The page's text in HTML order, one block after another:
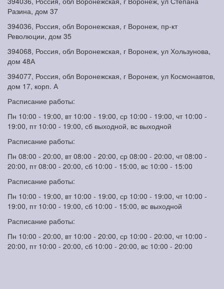
Разина, дом 37
394036, Россия, обл Воронежская, г Воронеж, пр-кт
Революции, дом 35
394068, Россия, обл Воронежская, г Воронеж, ул Хользунова,
дом 48А
394077, Россия, обл Воронежская, г Воронеж, ул Космонавтов,
дом 17, корп. А
Расписание работы:
Пн 10:00 - 19:00, вт 10:00 - 19:00, ср 10:00 - 19:00, чт 10:00 -
19:00, пт 10:00 - 19:00, сб выходной, вс выходной
Расписание работы:
Пн 08:00 - 20:00, вт 08:00 - 20:00, ср 08:00 - 20:00, чт 08:00 -
20:00, пт 08:00 - 20:00, сб 10:00 - 15:00, вс 10:00 - 15:00
Расписание работы:
Пн 10:00 - 19:00, вт 10:00 - 19:00, ср 10:00 - 19:00, чт 10:00 -
19:00, пт 10:00 - 19:00, сб 10:00 - 15:00, вс выходной
Расписание работы:
Пн 10:00 - 20:00, вт 10:00 - 20:00, ср 10:00 - 20:00, чт 10:00 -
20:00, пт 10:00 - 20:00, сб 10:00 - 20:00, вс 10:00 - 20:00